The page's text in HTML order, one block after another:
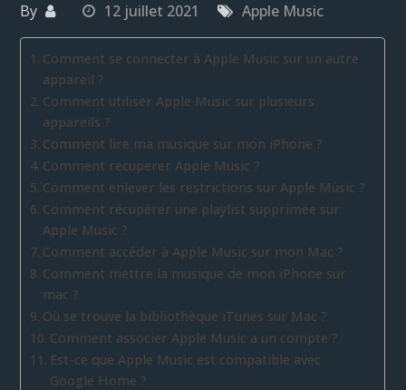
By 12 juillet 2021 Apple Music
Comment se connecter à Apple Music sur un autre
appareil ?
Comment utiliser Apple Music sur plusieurs
appareils ?
Comment lire ma musique sur mon iPhone ?
Comment recuperer Apple Music ?
Comment enlever les restrictions sur Apple Music ?
Comment récupérer une playlist supprimée sur
Apple Music ?
Comment accéder à Apple Music sur mon Mac ?
Comment mettre la musique de mon iPhone sur
mac ?
Où se trouve la bibliothèque iTunes sur Mac ?
Comment associer Apple Music a un compte ?
Est-ce que Apple Music est compatible avec
Google Home ?